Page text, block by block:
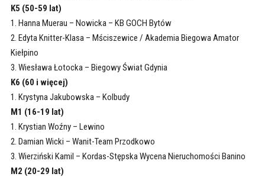
K5 (50-59 lat)
1. Hanna Muerau – Nowicka – KB GOCH Bytów
2. Edyta Knitter-Klasa – Mściszewice / Akademia Biegowa Amator
Kiełpino
3. Wiesława Łotocka – Biegowy Świat Gdynia
K6 (60 i więcej)
1. Krystyna Jakubowska – Kolbudy
M1 (16-19 lat)
1. Krystian Woźny – Lewino
2. Damian Wicki – Wanit-Team Przodkowo
3. Wierziński Kamil – Kordas-Stępska Wycena Nieruchomości Banino
M2 (20-29 lat)